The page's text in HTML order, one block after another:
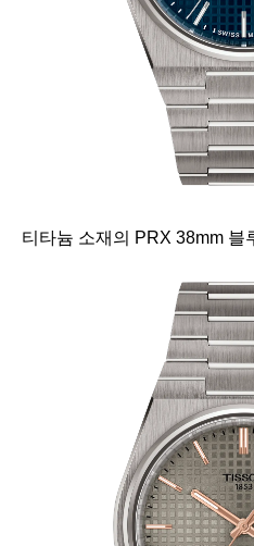
티타늄 소재의 PRX 38mm 블